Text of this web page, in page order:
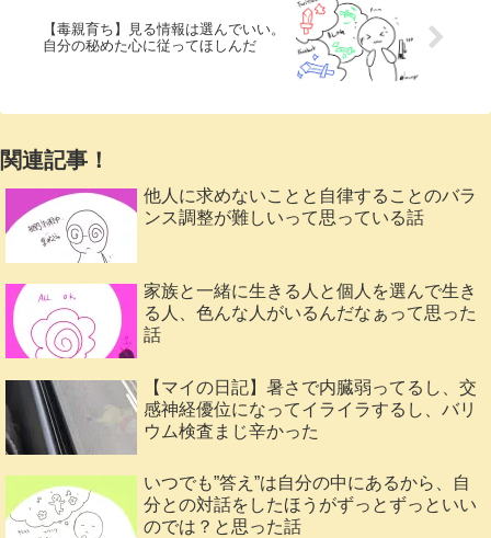
【毒親育ち】見る情報は選んでいい。
自分の秘めた心に従ってほしんだ
関連記事！
他人に求めないことと自律することのバラ
ンス調整が難しいって思っている話
家族と一緒に生きる人と個人を選んで生き
る人、色んな人がいるんだなぁって思った
話
【マイの日記】暑さで内臓弱ってるし、交
感神経優位になってイライラするし、バリ
ウム検査まじ辛かった
いつでも”答え”は自分の中にあるから、自
分との対話をしたほうがずっとずっといい
のでは？と思った話